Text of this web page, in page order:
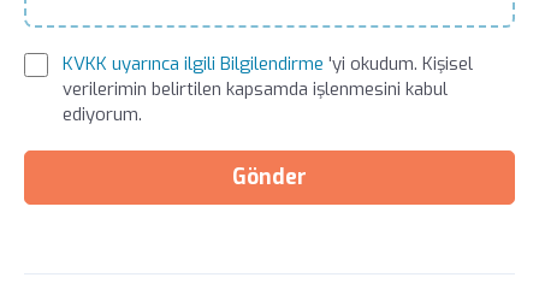
KVKK uyarınca ilgili Bilgilendirme 'yi okudum. Kişisel
verilerimin belirtilen kapsamda işlenmesini kabul
ediyorum.
Gönder